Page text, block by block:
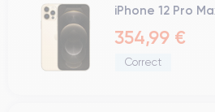
iPhone 12 Pro
354,99 €
Correct